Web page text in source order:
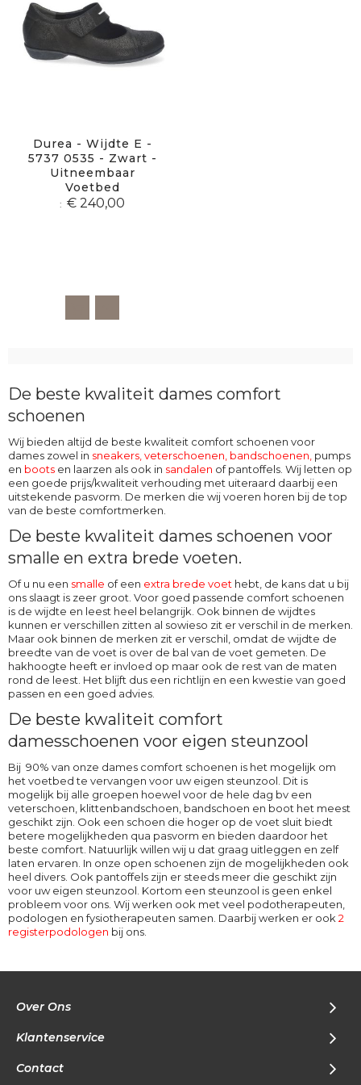
Durea - Wijdte E -
5737 0535 - Zwart -
Uitneembaar
Voetbed
€ 240,00
De beste kwaliteit dames comfort
schoenen
Wij bieden altijd de beste kwaliteit comfort schoenen voor
dames zowel in sneakers, veterschoenen, bandschoenen, pumps
en boots en laarzen als ook in sandalen of pantoffels. Wij letten op
een goede prijs/kwaliteit verhouding met uiteraard daarbij een
uitstekende pasvorm. De merken die wij voeren horen bij de top
van de beste comfortmerken.
De beste kwaliteit dames schoenen voor
smalle en extra brede voeten.
Of u nu een smalle of een extra brede voet hebt, de kans dat u bij
ons slaagt is zeer groot. Voor goed passende comfort schoenen
is de wijdte en leest heel belangrijk. Ook binnen de wijdtes
kunnen er verschillen zitten al sowieso zit er verschil in de merken.
Maar ook binnen de merken zit er verschil, omdat de wijdte de
breedte van de voet is over de bal van de voet gemeten. De
hakhoogte heeft er invloed op maar ook de rest van de maten
rond de leest. Het blijft dus een richtlijn en een kwestie van goed
passen en een goed advies.
De beste kwaliteit comfort
damesschoenen voor eigen steunzool
Bij 90% van onze dames comfort schoenen is het mogelijk om
het voetbed te vervangen voor uw eigen steunzool. Dit is
mogelijk bij alle groepen hoewel voor de hele dag bv een
veterschoen, klittenbandschoen, bandschoen en boot het meest
geschikt zijn. Ook een schoen die hoger op de voet sluit biedt
betere mogelijkheden qua pasvorm en bieden daardoor het
beste comfort. Natuurlijk willen wij u dat graag uitleggen en zelf
laten ervaren. In onze open schoenen zijn de mogelijkheden ook
heel divers. Ook pantoffels zijn er steeds meer die geschikt zijn
voor uw eigen steunzool. Kortom een steunzool is geen enkel
probleem voor ons. Wij werken ook met veel podotherapeuten,
podologen en fysiotherapeuten samen. Daarbij werken er ook2
registerpodologen bij ons.
Over Ons
Klantenservice
Contact